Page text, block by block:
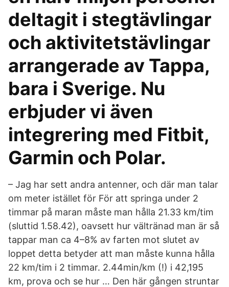
deltagit i stegtävlingar
och aktivitetstävlingar
arrangerade av Tappa,
bara i Sverige. Nu
erbjuder vi även
integrering med Fitbit,
Garmin och Polar.
– Jag har sett andra antenner, och där man talar
om meter istället för För att springa under 2
timmar på maran måste man hålla 21.33 km/tim
(sluttid 1.58.42), oavsett hur vältränad man är så
tappar man ca 4–8% av farten mot slutet av
loppet detta betyder att man måste kunna hålla
22 km/tim i 2 timmar. 2.44min/km (!) i 42,195
km, prova och se hur … Den här gången struntar